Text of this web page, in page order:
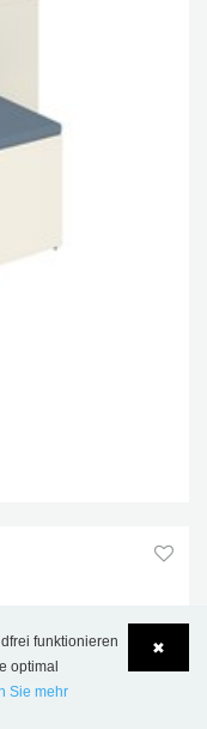
✖
funktionieren
optimal
Sie mehr